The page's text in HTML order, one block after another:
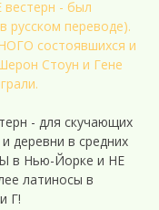
- был
русском переводе).
состоявшихся и
Стоун и Гене
- для скучающих
деревни в средних
в Нью-Йорке и НЕ
латиносы в
Г!